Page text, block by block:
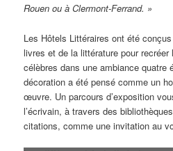
Rouen ou à Clermont-Ferrand. »
Les Hôtels Littéraires ont été
livres et de la littérature pour recréer
célèbres dans une ambiance quatre
décoration a été pensé comme un
œuvre. Un parcours d’exposition
l’écrivain, à travers des
citations, comme une invitation au